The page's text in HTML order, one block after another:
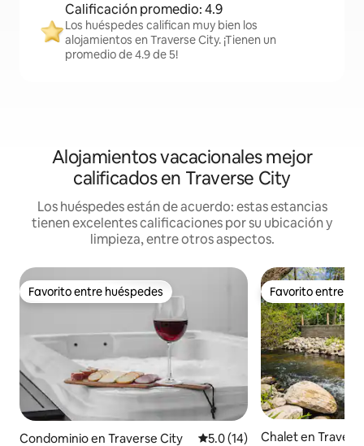
Calificación promedio: 4.9
Los huéspedes califican muy bien los
alojamientos en Traverse City. ¡Tienen un
promedio de 4.9 de 5!
Alojamientos vacacionales mejor
calificados en Traverse City
Los huéspedes están de acuerdo: estas estancias
tienen excelentes calificaciones por su ubicación y
limpieza, entre otros aspectos.
Favorito entre huéspedes
Favorito entre huéspedes
Condominio en Traverse City Calificación promedio: 5.0 de
5.0 (14)
Favorito entre
Favorito entre
Chalet en